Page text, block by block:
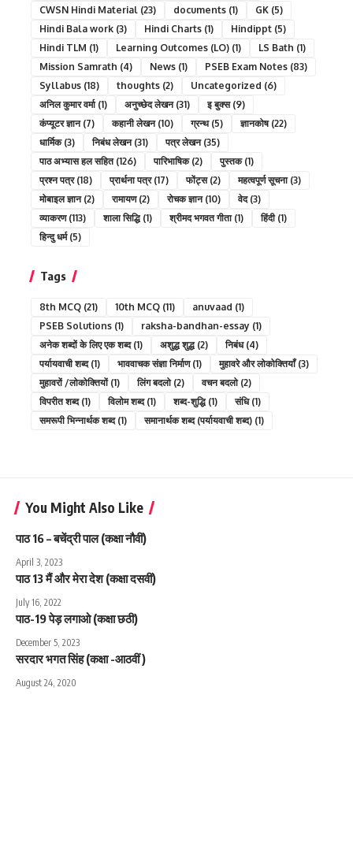
CWSN Hindi Material (23) documents (1) GK (5)
Hindi Bala work (3) Hindi Charts (1) Hindippt (5)
Hindi TLM (1) Learning Outcomes (LO) (1) LS Bath (1)
Mission Samrath (4) News (1) PSEB Exam Notes (83)
Syllabus (18) thoughts (2) Uncategorized (6)
अनिल कुमार वर्मा(1) अनुच्छेद लेखन(31) इ बुक्स(9)
कंप्यूटर ज्ञान(7) कहानी लेखन(10) ग्रन्थ(5) ज्ञानकोष(22)
धार्मिक(3) निबंध लेखन(31) पत्र लेखन(35)
पाठ अभ्यास हल सहित(126) पारिभाषिक(2) पुस्तक(1)
प्रश्न पत्र(18) प्रार्थना पत्र(17) फोंट्स(2) महत्वपूर्ण सूचना(3)
मोबाइल ज्ञान(2) रामायण(2) रोचक ज्ञान(10) वेद(3)
व्याकरण(113) शाला सिद्धि(1) श्रीमद भगवत गीता(1) हिंदी(1)
हिन्दु धर्म(5)
Tags
8th MCQ (21) 10th MCQ (11) anuvaad (1)
PSEB Solutions (1) raksha-bandhan-essay (1)
अनेक शब्दों के लिए एक शब्द(1) अशुद्ध शुद्ध(2) निबंध(4)
पर्यायवाची शब्द(1) भाववाचक संज्ञा निर्माण(1) मुहावरे और लोकोक्तियाँ(3)
मुहावरों /लोकोक्तियों(1) लिंग बदलो(2) वचन बदलो(2)
विपरीत शब्द(1) विलोम शब्द(1) शब्द-शुद्धि(1) संधि(1)
समरूपी भिन्नार्थक शब्द(1) समानार्थक शब्द (पर्यायवाची शब्द) (1)
You Might Also Like
पाठ 16 – बचेंद्री पाल (कक्षा नौवीं)
April 3, 2023
पाठ 13 मैं और मेरा देश (कक्षा दसवीं)
July 16, 2022
पाठ-19 पेड़ लगाओ (कक्षा छठी)
December 5, 2023
सरदार भगत सिंह (कक्षा -आठवीं )
August 24, 2020